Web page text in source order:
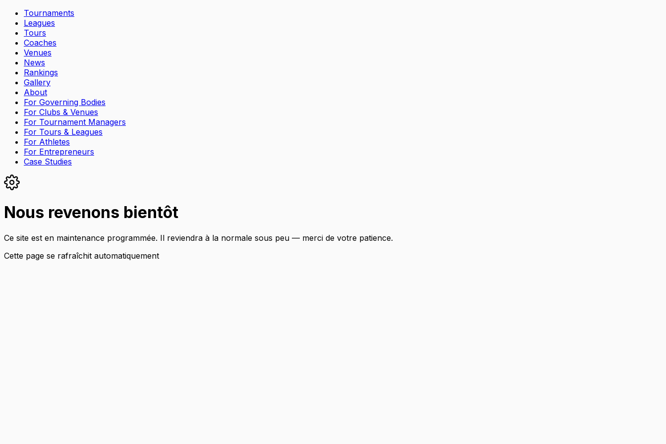
Tournaments
Leagues
Tours
Coaches
Venues
News
Rankings
Gallery
About
For Governing Bodies
For Clubs & Venues
For Tournament Managers
For Tours & Leagues
For Athletes
For Entrepreneurs
Case Studies
Nous revenons bientôt
Ce site est en maintenance programmée. Il reviendra à la normale sous peu — merci de votre patience.
Cette page se rafraîchit automatiquement